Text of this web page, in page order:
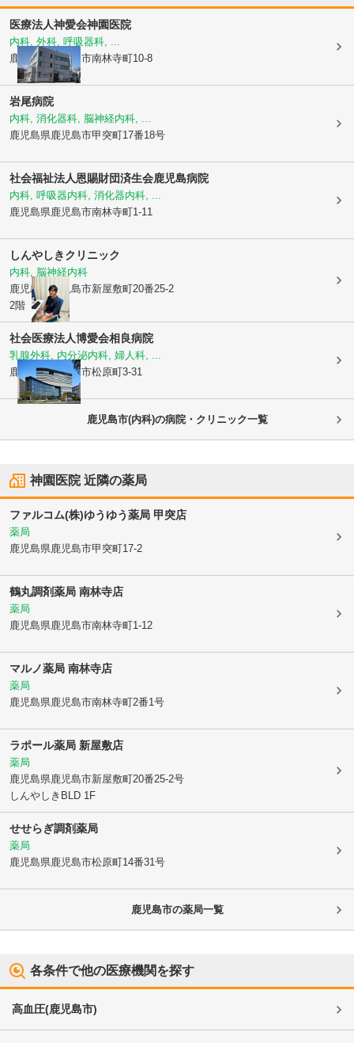
医療法人神愛会神園医院
内科, 外科, 呼吸器科, ...
鹿児島県鹿児島市南林寺町10-8
岩尾病院
内科, 消化器科, 脳神経内科, ...
鹿児島県鹿児島市甲突町17番18号
社会福祉法人恩賜財団済生会鹿児島病院
内科, 呼吸器内科, 消化器内科, ...
鹿児島県鹿児島市南林寺町1-11
しんやしきクリニック
内科, 脳神経内科
鹿児島県鹿児島市新屋敷町20番25-2
2階
社会医療法人博愛会相良病院
乳腺外科, 内分泌内科, 婦人科, ...
鹿児島県鹿児島市松原町3-31
鹿児島市(内科)の病院・クリニック一覧
神園医院近隣の薬局
ファルコム(株)ゆうゆう薬局 甲突店
薬局
鹿児島県鹿児島市甲突町17-2
鶴丸調剤薬局 南林寺店
薬局
鹿児島県鹿児島市南林寺町1-12
マルノ薬局 南林寺店
薬局
鹿児島県鹿児島市南林寺町2番1号
ラポール薬局 新屋敷店
薬局
鹿児島県鹿児島市新屋敷町20番25-2号
しんやしきBLD 1F
せせらぎ調剤薬局
薬局
鹿児島県鹿児島市松原町14番31号
鹿児島市の薬局一覧
各条件で他の医療機関を探す
高血圧(鹿児島市)